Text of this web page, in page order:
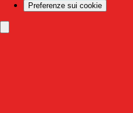
Preferenze sui cookie